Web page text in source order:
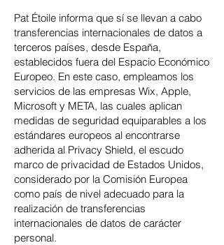
Pat Étoile informa que sí se llevan a cabo
transferencias internacionales de datos a
terceros países, desde España,
establecidos fuera del Espacio Económico
Europeo. En este caso, empleamos los
servicios de las empresas Wix, Apple,
Microsoft y META, las cuales aplican
medidas de seguridad equiparables a los
estándares europeos al encontrarse
adherida al Privacy Shield, el escudo
marco de privacidad de Estados Unidos,
considerado por la Comisión Europea
como país de nivel adecuado para la
realización de transferencias
internacionales de datos de carácter
personal.